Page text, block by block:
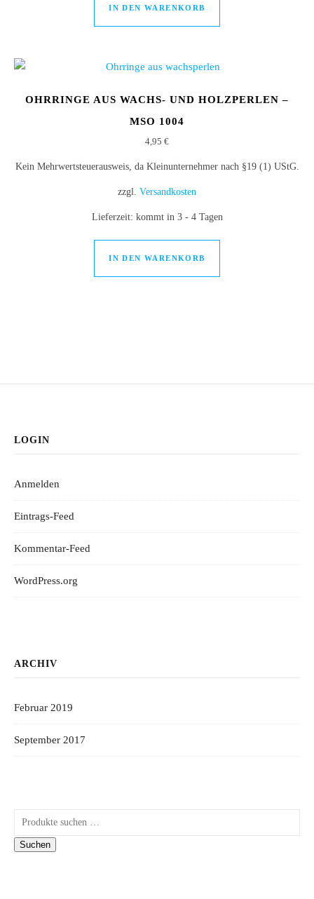
IN DEN WARENKORB
OHRRINGE AUS WACHS- UND HOLZPERLEN –
MSO 1004
4,95 €
Kein Mehrwertsteuerausweis, da Kleinunternehmer nach §19 (1) UStG.
zzgl. Versandkosten
Lieferzeit: kommt in 3 - 4 Tagen
IN DEN WARENKORB
LOGIN
Anmelden
Eintrags-Feed
Kommentar-Feed
WordPress.org
ARCHIV
Februar 2019
September 2017
Suchen nach:
Suchen